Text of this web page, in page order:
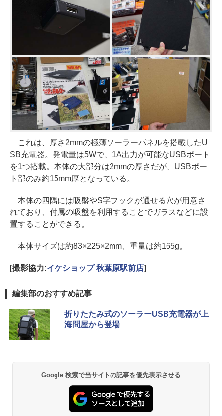
これは、厚さ2mmの極薄ソーラーパネルを搭載したU
SB充電器。発電量は5Wで、1A出力が可能なUSBポート
を1つ搭載。本体の大部分は2mmの厚さだが、USBポー
ト部のみ約15mm厚となっている。
本体の四隅には吸盤やS字フックが通せる穴が用意さ
れており、付属の吸盤を利用することでガラスなどに設
置することができる。
本体サイズは約83×225×2mm、重量は約165g。
[撮影協力:イケショップ 秋葉原駅前店]
編集部のおすすめ記事
折りたたみ式のソーラーUSB充電器が上
海問屋から登場
Google 検索で当サイトの記事を優先表示させる